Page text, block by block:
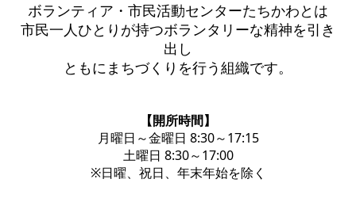
ボランティア・市民活動センターたちかわとは
市民一人ひとりが持つボランタリーな精神を引き
出し
ともにまちづくりを行う組織です。
【開所時間】
月曜日～金曜日 8:30～17:15
土曜日 8:30～17:00
※日曜、祝日、年末年始を除く